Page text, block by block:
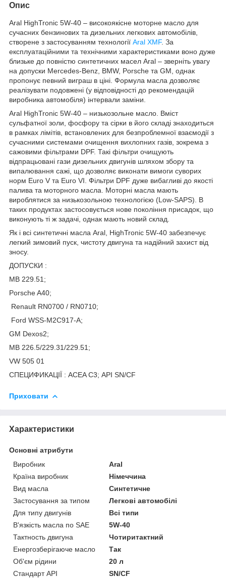
Опис
Aral HighTronic 5W-40 – високоякісне моторне масло для
сучасних бензинових та дизельних легкових автомобілів,
створене з застосуванням технології Aral XMF. За
експлуатаційними та технічними характеристиками воно дуже
близьке до повністю синтетичних масел Aral – зверніть увагу
на допуски Mercedes-Benz, BMW, Porsche та GM, однак
пропонує певний виграш в ціні. Формула масла дозволяє
реалізувати подовжені (у відповідності до рекомендацій
виробника автомобіля) інтервали заміни.
Aral HighTronic 5W-40 – низькозольне масло. Вміст
сульфатної золи, фосфору та сірки в його складі знаходиться
в рамках лімітів, встановлених для безпроблемної взаємодії з
сучасними системами очищення вихлопних газів, зокрема з
сажовими фільтрами DPF. Такі фільтри очищують
відпрацьовані гази дизельних двигунів шляхом збору та
випалювання сажі, що дозволяє виконати вимоги суворих
норм Euro V та Euro VI. Фільтри DPF дуже вибагливі до якості
палива та моторного масла. Моторні масла мають
вироблятися за низькозольною технологією (Low-SAPS). В
таких продуктах застосовується нове покоління присадок, що
виконують ті ж задачі, однак мають новий склад.
Як і всі синтетичні масла Aral, HighTronic 5W-40 забезпечує
легкий зимовий пуск, чистоту двигуна та надійний захист від
зносу.
ДОПУСКИ :
MB 229.51;
Porsche A40;
Renault RN0700 / RN0710;
Ford WSS-M2C917-A;
GM Dexos2;
MB 226.5/229.31/229.51;
VW 505 01
СПЕЦИФИКАЦІЇ : ACEA C3; API SN/CF
Приховати
Характеристики
Основні атрибути
Виробник
Aral
Країна виробник
Німеччина
Вид масла
Синтетичне
Застосування за типом
Легкові автомобілі
Для типу двигунів
Всі типи
В'язкість масла по SAE
5W-40
Тактность двигуна
Чотиритактний
Енергозберігаюче масло
Так
Об'єм рідини
20 л
Стандарт API
SN/CF